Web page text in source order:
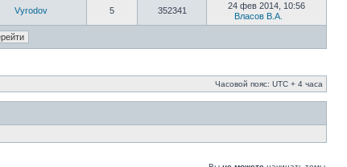
Vyrodov 5 352341
24 фев 2014, 10:56
Власов В.А.
Часовой пояс: UTC + 4 часа